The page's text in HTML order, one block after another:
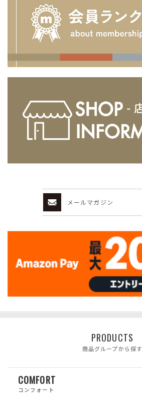
メールマガジン
PRODUCTS
商品グループから探す
COMFORT
コンフォート